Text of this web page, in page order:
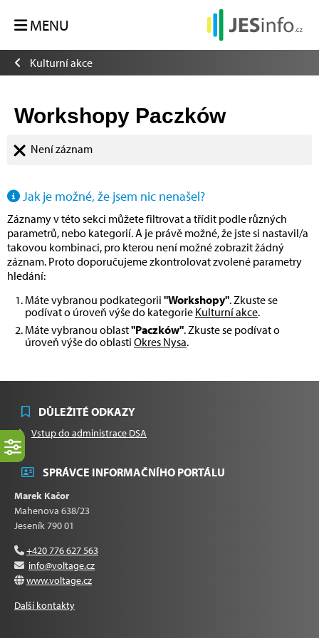
MENU
Kulturní akce
Workshopy Paczków
Není záznam
Jak je možné, že jsem nic nenašel?
Záznamy v této sekci můžete filtrovat a třídit podle různých
parametrů, nebo kategorií. A je právě možné, že jste si nastavil/a
takovou kombinaci, pro kterou není možné zobrazit žádný
záznam. Proto doporučujeme zkontrolovat zvolené parametry
hledání:
Máte vybranou podkategorii "Workshopy". Zkuste se
podívat o úroveň výše do kategorie Kulturní akce.
Máte vybranou oblast"Paczków". Zkuste se podívat o
úroveň výše do oblasti Okres Nysa.
DŮLEŽITÉ ODKAZY
Vstup do administrace DSA
SPRÁVCE INFORMAČNÍHO PORTÁLU
Marek Kačor
Mahenova 638/23
Jeseník 790 01
+420 776 627 563
info@voltage.cz
www.voltage.cz
Další kontakty